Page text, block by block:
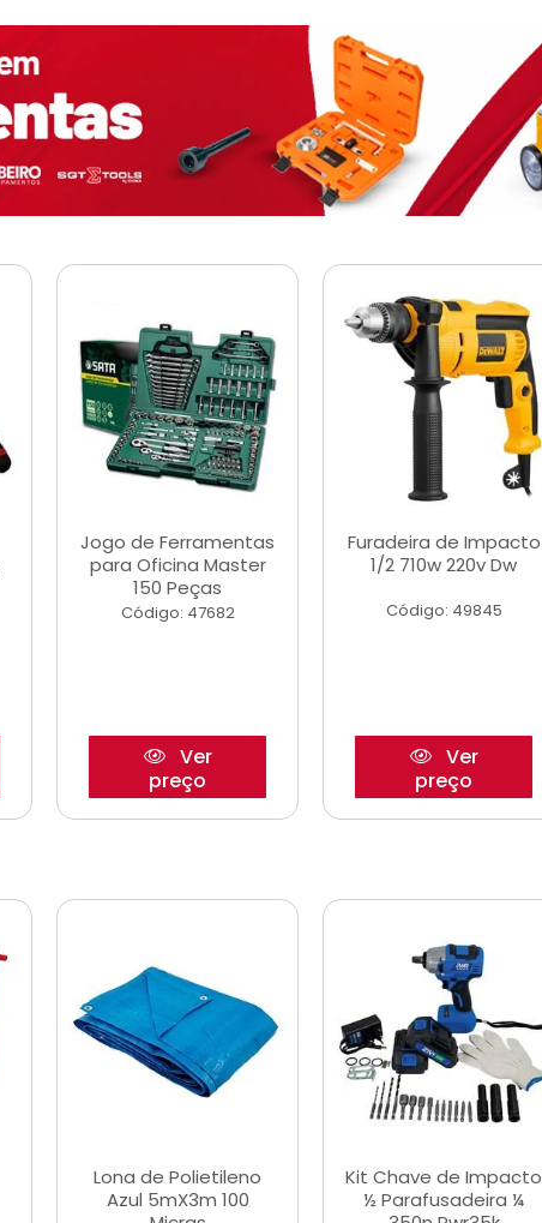
Jogo de Ferramentas
para Oficina Master
150 Peças
Código: 47682
Ver
preço
Furadeira de Impacto
1/2 710w 220v Dw
Código: 49845
Ver
preço
Lona de Polietileno
Azul 5mX3m 100
Kit Chave de Impacto
½ Parafusadeira ¼